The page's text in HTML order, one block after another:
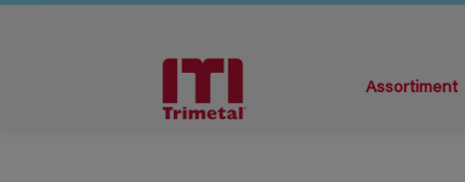
Assortiment